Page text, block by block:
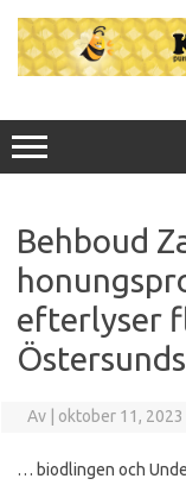
innehåll
Behboud
efterlyser
Av oktober 11, 2023
… biodlingen och